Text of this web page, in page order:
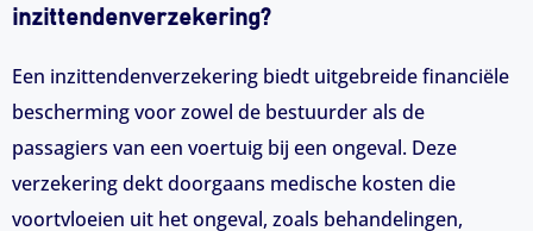
inzittendenverzekering?
Een inzittendenverzekering biedt uitgebreide financiële
bescherming voor zowel de bestuurder als de
passagiers van een voertuig bij een ongeval. Deze
verzekering dekt doorgaans medische kosten die
voortvloeien uit het ongeval, zoals behandelingen,